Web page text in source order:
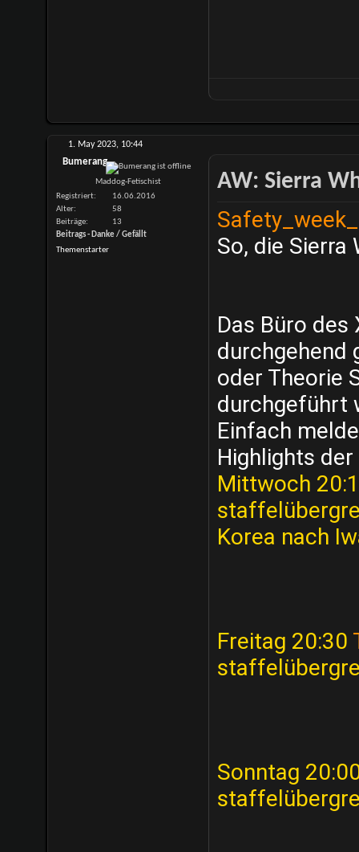
1. May 2023, 10:44
Bumerang
Maddog-Fetischist
Registriert
16.06.2016
Alter
58
Beiträge
13
Beitrags - Danke / Gefällt
Themenstarter
AW: Sierra
So, die Sierra
Das Büro
durchgehend
oder Theorie
durchgeführt
Einfach
Highlights der
Mittwoch
Korea nach
Freitag 20:30
Sonntag